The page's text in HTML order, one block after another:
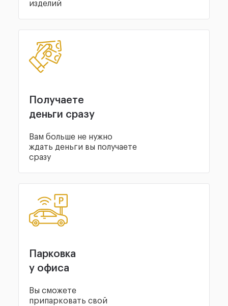
изделий
Получаете
деньги сразу
Вам больше не нужно
ждать деньги вы получаете
сразу
Парковка
у офиса
Вы сможете
припарковать свой